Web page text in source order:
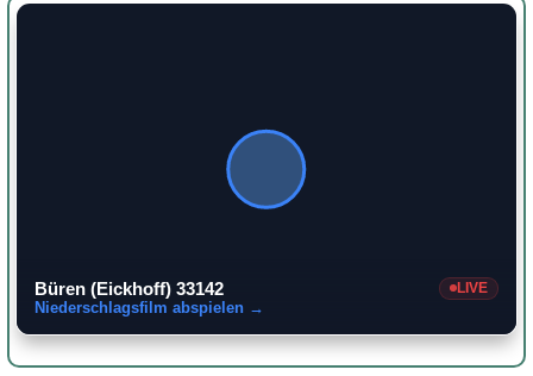
Büren (Eickhoff) 33142 LIVE
Niederschlagsfilm abspielen →